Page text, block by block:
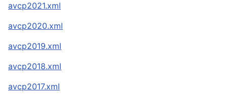
avcp2021.xml
avcp2020.xml
avcp2019.xml
avcp2018.xml
avcp2017.xml